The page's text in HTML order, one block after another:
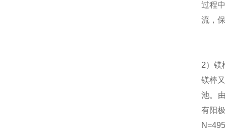
过程
流，
2） 镁
镁棒
池。
有阳
N=495